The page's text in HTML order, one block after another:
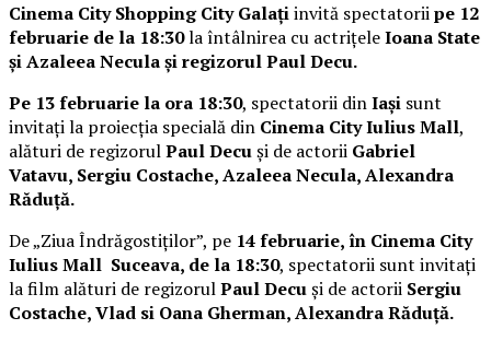
Cinema City Shopping City Galațiinvită spectatoriipe 12
februarie de la 18:30la întâlnirea cu actrițeleIoana State
și Azaleea Necula și regizorul Paul Decu.
Pe 13 februarie la ora 18:30, spectatorii dinIași sunt
invitați la proiecția specială din Cinema City Iulius Mall,
alături de regizorulPaul Decuși de actorii Gabriel
Vatavu, Sergiu Costache, Azaleea Necula, Alexandra
Răduță.
De „Ziua Îndrăgostiților”, pe 14 februarie, în Cinema City
Iulius Mall Suceava, de la 18:30, spectatorii sunt invitați
la film alături de regizorulPaul Decuși de actorii Sergiu
Costache, Vlad si Oana Gherman, Alexandra Răduță.